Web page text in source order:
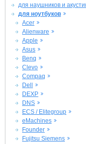
для наушников и
для ноутбуков
Acer
Alienware
Apple
Asus
Benq
Clevo
Compaq
Dell
DEXP
DNS
ECS / Elitegroup
eMachines
Founder
Fujitsu Siemens